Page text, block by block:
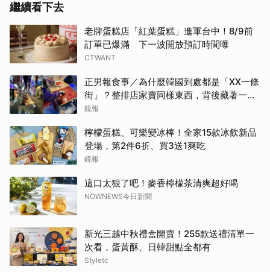
繼續看下去
老牌蛋糕店「紅葉蛋糕」進軍台中！8/9前
訂單已爆滿 下一波開放預訂時間曝
CTWANT
正男報食事／為什麼韓國到處都是「XX一條
街」？整排店家賣同樣東西，背後藏著一套
生意經
鏡報
檸檬蛋糕、可樂變冰棒！全家15款冰飲新品
登場，第2件6折、買3送1爽吃
鏡報
這口太狠了吧！麥香檸檬茶清爽超好喝
NOWNEWS今日新聞
新光三越中秋禮盒開賣！255款送禮清單一
次看，蛋黃酥、日韓甜點全都有
Styletc